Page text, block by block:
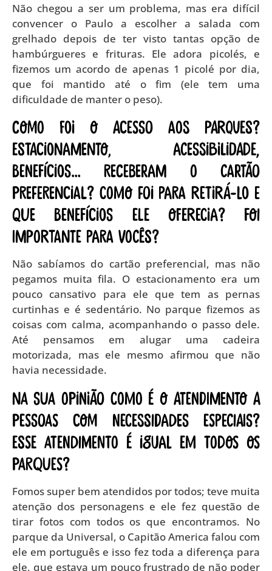
Não chegou a ser um problema, mas era difícil
convencer o Paulo a escolher a salada com
grelhado depois de ter visto tantas opção de
hambúrgueres e frituras. Ele adora picolés, e
fizemos um acordo de apenas 1 picolé por dia,
que foi mantido até o fim (ele tem uma
dificuldade de manter o peso).
Como foi o acesso aos parques?
Estacionamento, acessibilidade,
benefícios… Receberam o cartão
preferencial? Como foi para retirá-lo e
que benefícios ele oferecia? Foi
importante para vocês?
Não sabíamos do cartão preferencial, mas não
pegamos muita fila. O estacionamento era um
pouco cansativo para ele que tem as pernas
curtinhas e é sedentário. No parque fizemos as
coisas com calma, acompanhando o passo dele.
Até pensamos em alugar uma cadeira
motorizada, mas ele mesmo afirmou que não
havia necessidade.
Na sua opinião como é o atendimento a
pessoas com necessidades especiais?
Esse atendimento é igual em todos os
parques?
Fomos super bem atendidos por todos; teve muita
atenção dos personagens e ele fez questão de
tirar fotos com todos os que encontramos. No
parque da Universal, o Capitão America falou com
ele em português e isso fez toda a diferença para
ele, que estava um pouco frustrado de não poder